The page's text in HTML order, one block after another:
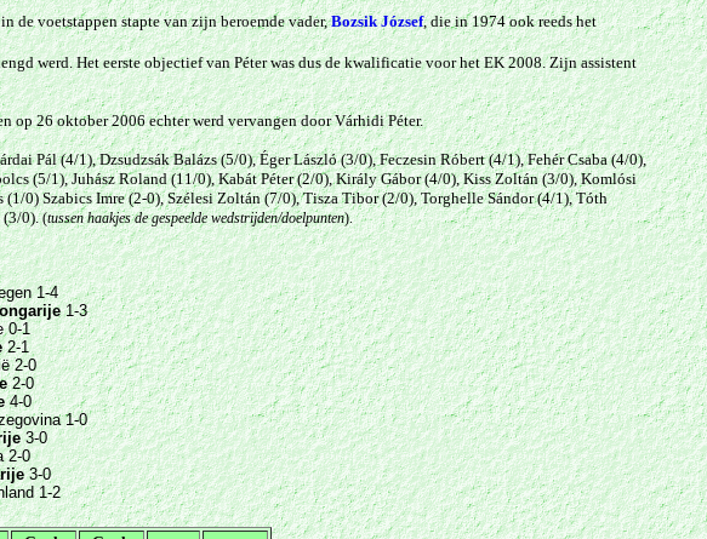
de voetstappen stapte van zijn beroemde vader,Bozsik József, die in 1974 ook reeds het
werd. Het eerste objectief van Péter was dus de kwalificatie voor het EK 2008.Zijn assistent
op 26 oktober 2006 echter werd vervangen door Várhidi Péter.
Pál (4/1), Dzsudzsák Balázs (5/0), Éger László (3/0), Feczesin Róbert (4/1), Fehér Csaba (4/0),
(5/1), Juhász Roland (11/0), Kabát Péter (2/0), Király Gábor (4/0), Kiss Zoltán (3/0),Komlósi
(1/0)Szabics Imre (2-0),Szélesi Zoltán (7/0), Tisza Tibor (2/0),Torghelle Sándor (4/1), Tóth
0).(tussen haakjes de gespeelde wedstrijden/doelpunten).
1-4
1-3
0-1
2-1
2-0
2-0
4-0
1-0
3-0
2-0
3-0
1-2